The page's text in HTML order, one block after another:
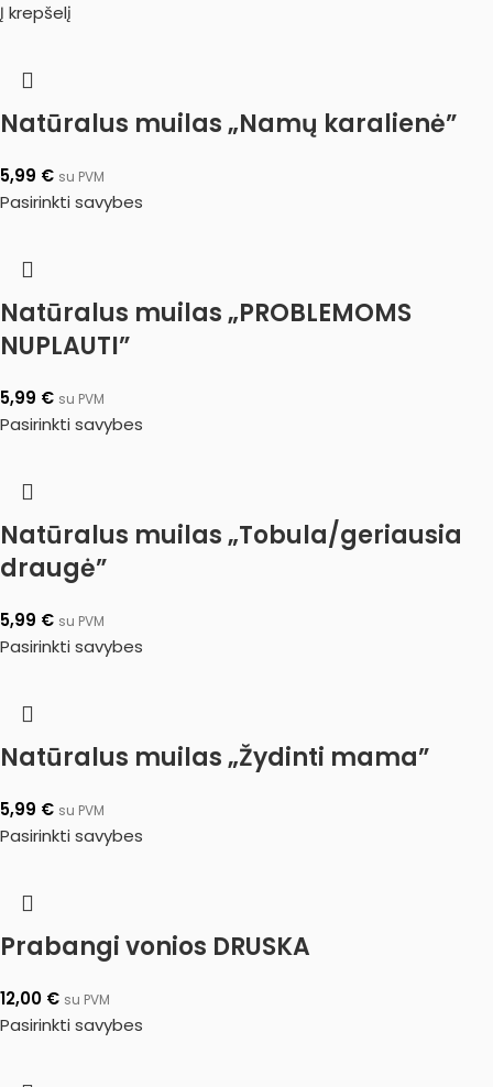
Į krepšelį
Natūralus muilas „Namų karalienė”
5,99 € su PVM
Pasirinkti savybes
Natūralus muilas „PROBLEMOMS
NUPLAUTI”
5,99 € su PVM
Pasirinkti savybes
Natūralus muilas „Tobula/geriausia
draugė”
5,99 € su PVM
Pasirinkti savybes
Natūralus muilas „Žydinti mama”
5,99 € su PVM
Pasirinkti savybes
Prabangi vonios DRUSKA
12,00 € su PVM
Pasirinkti savybes